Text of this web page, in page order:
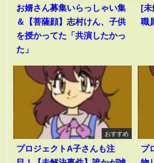
お婿さん募集いらっしゃい集
＆【菩薩顔】志村けん、子供
を授かってた「共演したかっ
た」
[
職
おすすめ
プロジェクトA子さんも注
プ